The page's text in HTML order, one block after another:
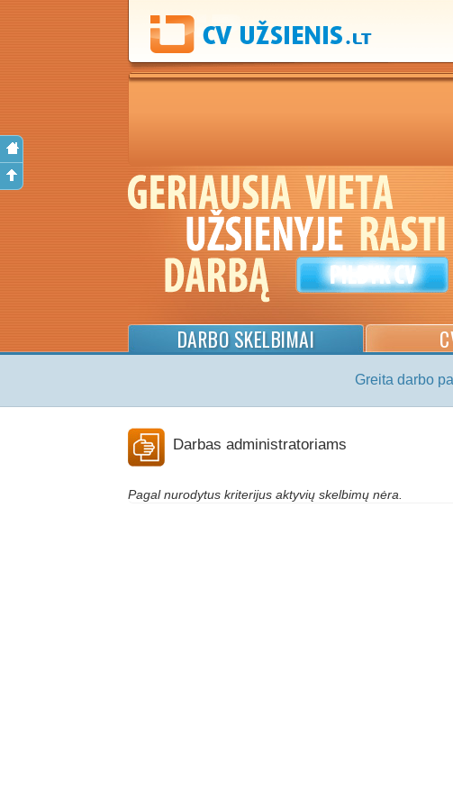
DARBO SKELBIMAI
Greita darbo
Darbas administratoriams
Pagal nurodytus kriterijus aktyvių skelbimų nėra.